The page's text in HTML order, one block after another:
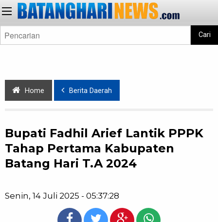
Cari
Home Berita Daerah
Bupati Fadhil Arief Lantik PPPK
Tahap Pertama Kabupaten
Batang Hari T.A 2024
Senin, 14 Juli 2025 - 05:37:28